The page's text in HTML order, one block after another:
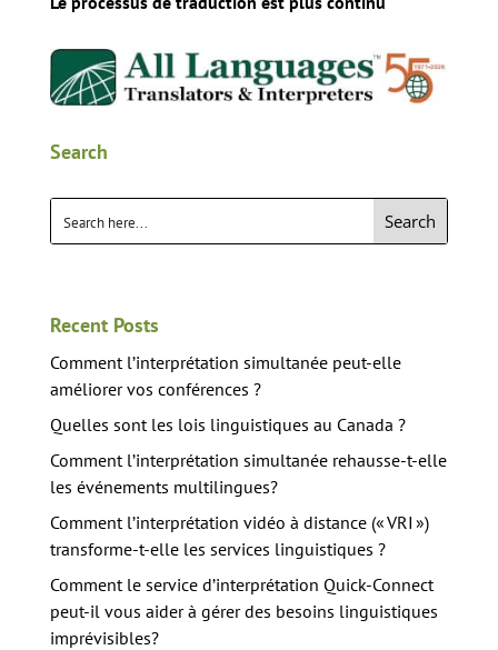
Search
Search
Recent Posts
Comment l’interprétation simultanée peut-elle
améliorer vos conférences ?
Quelles sont les lois linguistiques au Canada ?
Comment l’interprétation simultanée rehausse-t-elle
les événements multilingues?
Comment l’interprétation vidéo à distance (« VRI »)
transforme-t-elle les services linguistiques ?
Comment le service d’interprétation Quick-Connect
peut-il vous aider à gérer des besoins linguistiques
imprévisibles?